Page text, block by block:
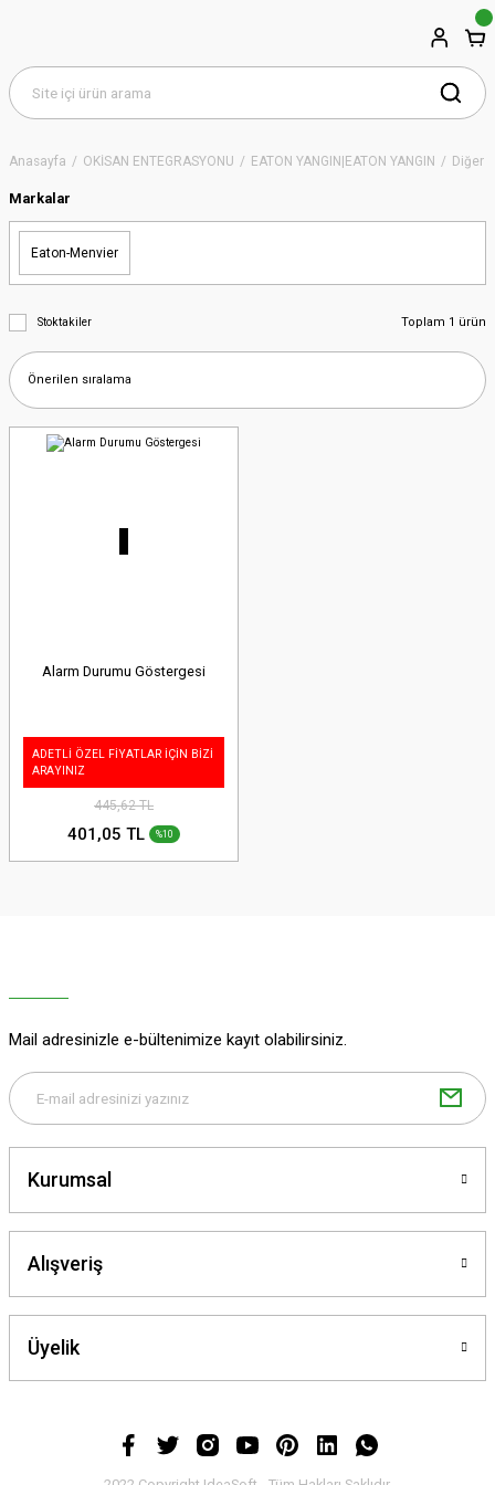
Anasayfa OKİSAN ENTEGRASYONU EATON YANGIN|EATON YANGIN Diğer
Markalar
Eaton-Menvier
Stoktakiler Toplam 1 ürün
Alarm Durumu Göstergesi
ADETLİ ÖZEL FİYATLAR İÇİN BİZİ
ARAYINIZ
445,62 TL
401,05 TL %10
Mail adresinizle e-bültenimize kayıt olabilirsiniz.
Kurumsal
Alışveriş
Üyelik